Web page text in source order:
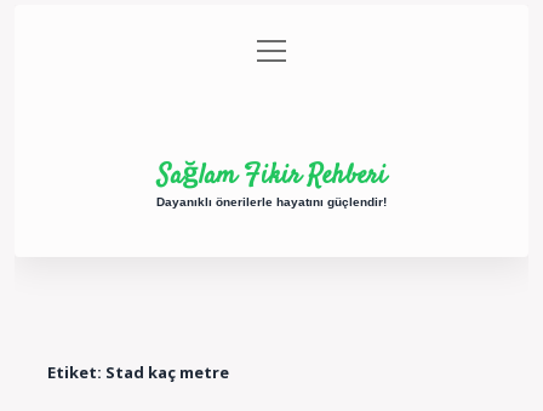
Gizlilik Politikası
menüyü
aç
Sağlam Fikir Rehberi
Dayanıklı önerilerle hayatını güçlendir!
Etiket: Stad kaç metre